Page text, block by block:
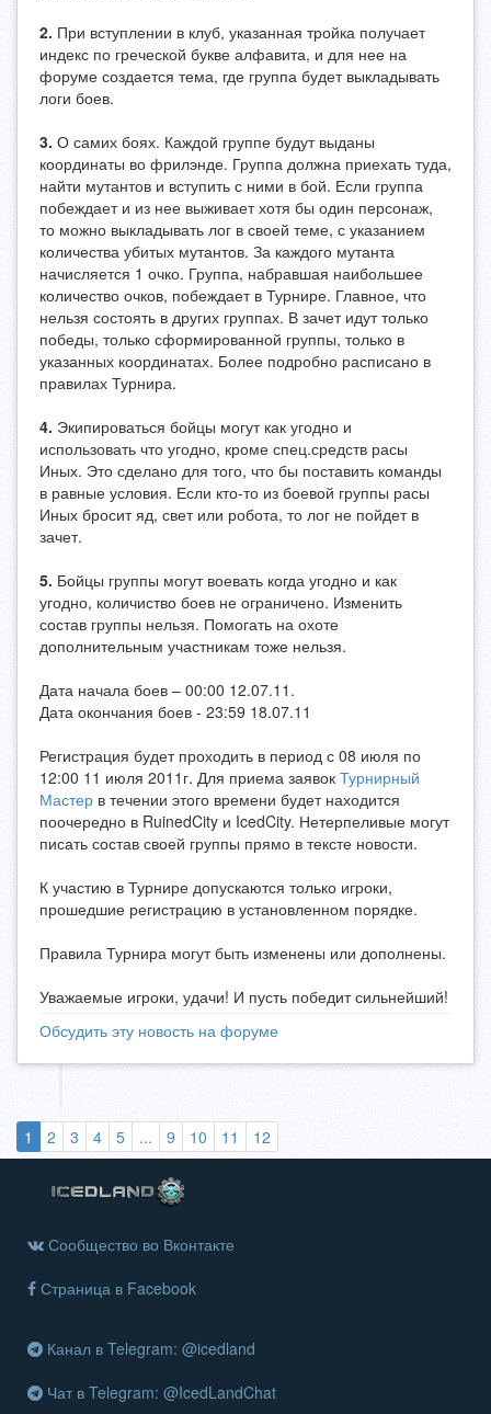
2. При вступлении в клуб, указанная тройка получает
индекс по греческой букве алфавита, и для нее на
форуме создается тема, где группа будет выкладывать
логи боев.
3. О самих боях. Каждой группе будут выданы
координаты во фрилэнде. Группа должна приехать туда,
найти мутантов и вступить с ними в бой. Если группа
побеждает и из нее выживает хотя бы один персонаж,
то можно выкладывать лог в своей теме, с указанием
количества убитых мутантов. За каждого мутанта
начисляется 1 очко. Группа, набравшая наибольшее
количество очков, побеждает в Турнире. Главное, что
нельзя состоять в других группах. В зачет идут только
победы, только сформированной группы, только в
указанных координатах. Более подробно расписано в
правилах Турнира.
4. Экипироваться бойцы могут как угодно и
использовать что угодно, кроме спец.средств расы
Иных. Это сделано для того, что бы поставить команды
в равные условия. Если кто-то из боевой группы расы
Иных бросит яд, свет или робота, то лог не пойдет в
зачет.
5. Бойцы группы могут воевать когда угодно и как
угодно, количиство боев не ограничено. Изменить
состав группы нельзя. Помогать на охоте
дополнительным участникам тоже нельзя.
Дата начала боев – 00:00 12.07.11.
Дата окончания боев - 23:59 18.07.11
Регистрация будет проходить в период с 08 июля по
12:00 11 июля 2011г. Для приема заявок Турнирный
Мастер в течении этого времени будет находится
поочередно в RuinedCity и IcedCity. Нетерпеливые могут
писать состав своей группы прямо в тексте новости.
К участию в Турнире допускаются только игроки,
прошедшие регистрацию в установленном порядке.
Правила Турнира могут быть изменены или дополнены.
Уважаемые игроки, удачи! И пусть победит сильнейший!
Обсудить эту новость на форуме
1 (выбранная)
2 3 4 5 ... 9 10 11 12
Сообщество во Вконтакте
Страница в Facebook
Канал в Telegram: @icedland
Чат в Telegram: @IcedLandChat